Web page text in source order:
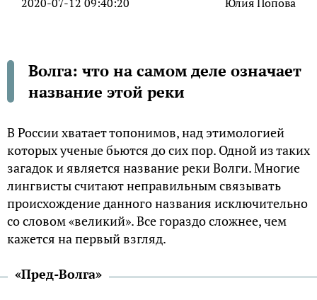
Волга: что на самом деле означает
название этой реки
В России хватает топонимов, над этимологией
которых ученые бьются до сих пор. Одной из таких
загадок и является название реки Волги. Многие
лингвисты считают неправильным связывать
происхождение данного названия исключительно
со словом «великий». Все гораздо сложнее, чем
кажется на первый взгляд.
«Пред-Волга»